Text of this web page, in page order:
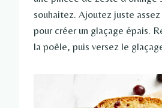
souhaitez. Ajoutez juste assez
pour créer un glaçage épais.
la poêle, puis versez le